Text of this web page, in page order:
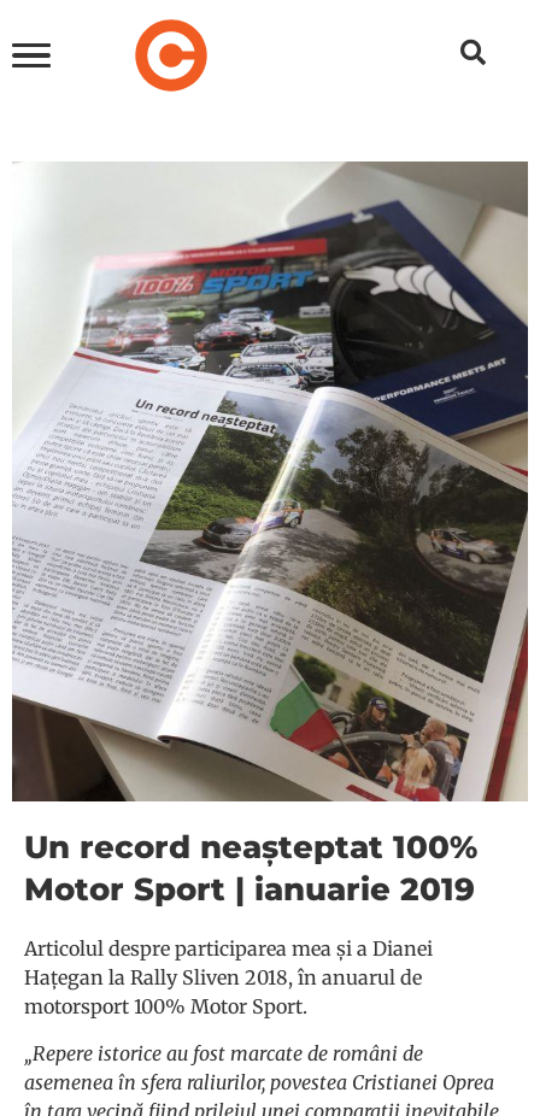
Un record neașteptat 100%
Motor Sport | ianuarie 2019
Articolul despre participarea mea și a Dianei
Hațegan la Rally Sliven 2018, în anuarul de
motorsport 100% Motor Sport.
„Repere istorice au fost marcate de români de
asemenea în sfera raliurilor, povestea Cristianei Oprea
în țara vecină fiind prilejul unei comparații inevitabile